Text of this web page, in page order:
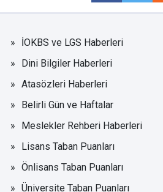
İOKBS ve LGS Haberleri
Dini Bilgiler Haberleri
Atasözleri Haberleri
Belirli Gün ve Haftalar
Meslekler Rehberi Haberleri
Lisans Taban Puanları
Önlisans Taban Puanları
Üniversite Taban Puanları